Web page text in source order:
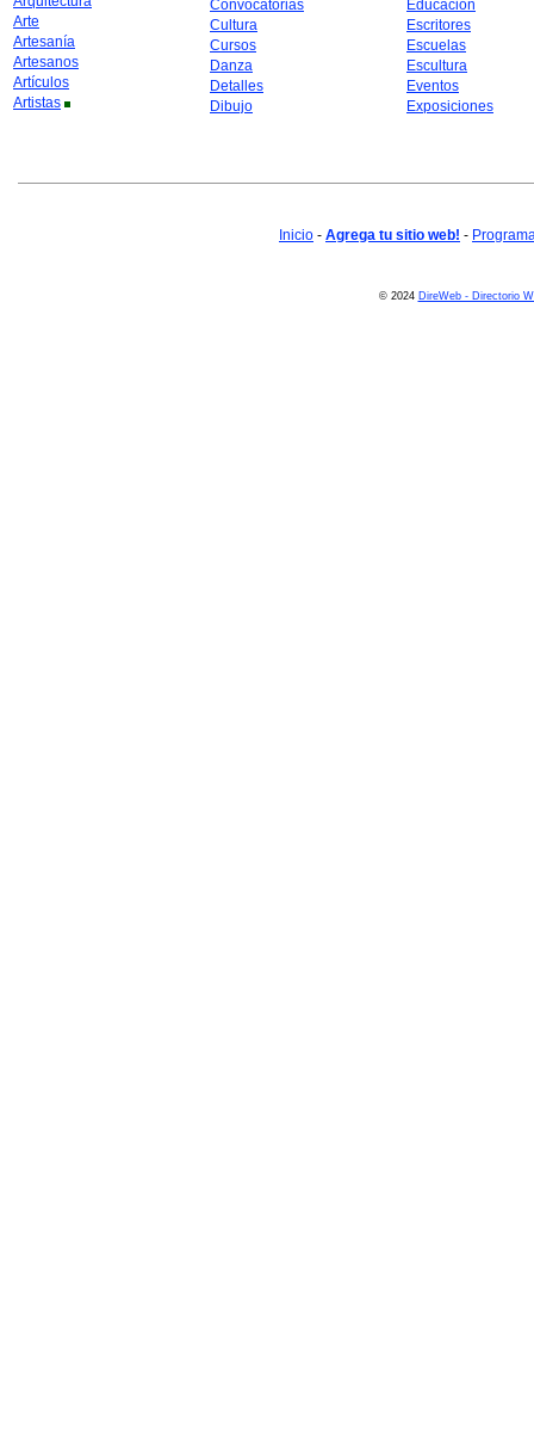
Arte
Artesanía
Artesanos
Artículos
Artistas
Convocatorias
Cultura
Cursos
Danza
Detalles
Dibujo
Educación
Escritores
Escuelas
Escultura
Eventos
Exposiciones
Inicio - Agrega tu sitio web! -
© 2024 DireWeb - Directorio